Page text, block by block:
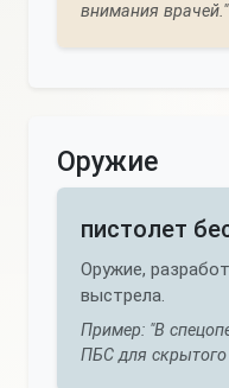
внимания врачей."
Оружие
пистолет
Оружие,
выстрела.
Пример: "В
ПБС для скрытого